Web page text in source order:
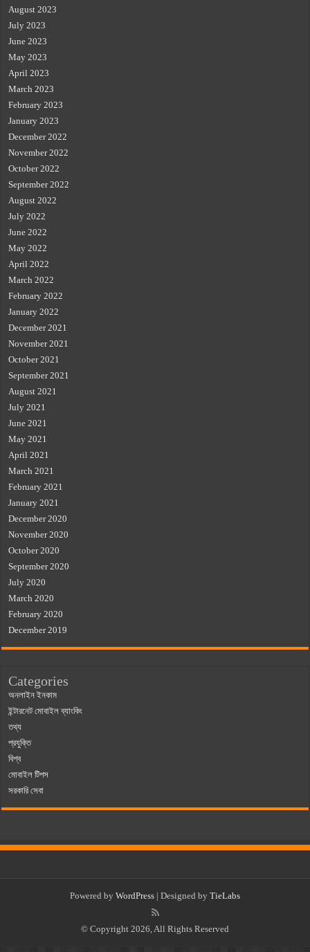
August 2023
July 2023
June 2023
May 2023
April 2023
March 2023
February 2023
January 2023
December 2022
November 2022
October 2022
September 2022
August 2022
July 2022
June 2022
May 2022
April 2022
March 2022
February 2022
January 2022
December 2021
November 2021
October 2021
September 2021
August 2021
July 2021
June 2021
May 2021
April 2021
March 2021
February 2021
January 2021
December 2020
November 2020
October 2020
September 2020
July 2020
March 2020
February 2020
December 2019
Categories
অনলাইন ইনকাম
ইন্টারনেট মোবাইল ব্যাংকিং
তথ্য
প্রযুক্তি
বিশ্ব
মোবাইল টিপস
সরকারি সেবা
Powered by WordPress | Designed by TieLabs
© Copyright 2026, All Rights Reserved